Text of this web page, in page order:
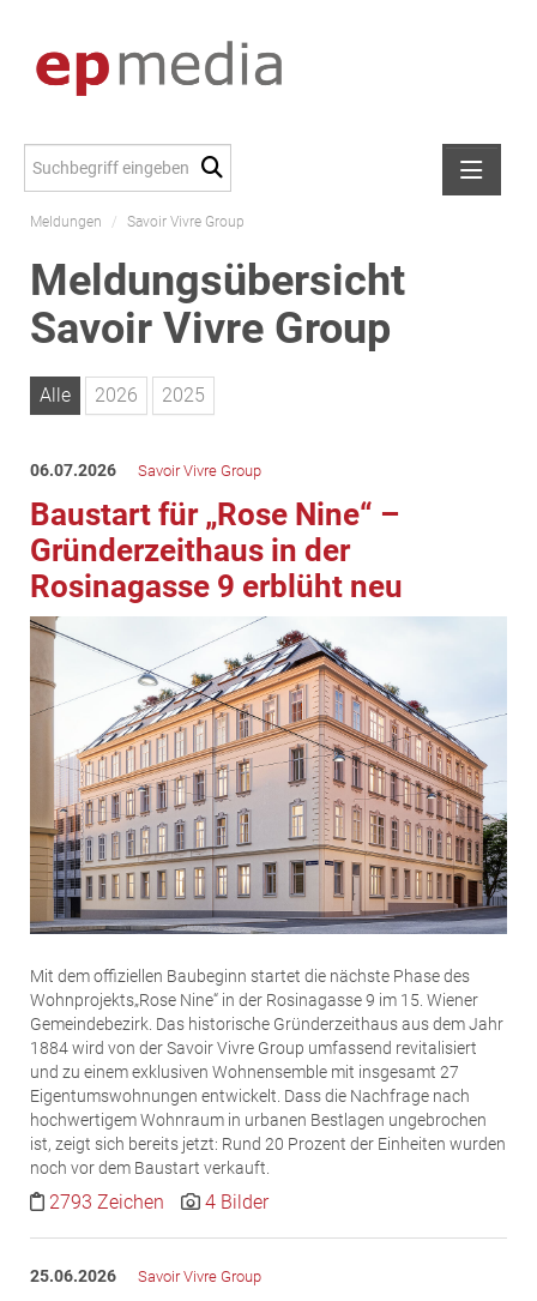
Meldungen
Alexander Peer
amb Development
AURE Immobilien
City Park Vienna
CTP Österreich
EDEX Immobilien
EPHIC Group
epmedia Werbeagentur
ESTINA Immobilien
Greystar
Grossmann + Kaswurm Immobilien
Gutwerk Immobilien Treuhand
HANDLER Gruppe
HARING Group
HARING Group + WINEGG Realitäten
HNP architects
IMMOBILIEN MAGAZIN VERLAG
IMMOcontract
KOBAN SÜDVERS
MST Muhr
ÖKO-Wohnbau
PAYUCA
Raiffeisen Property Holding International
Salon Real
Savoir Vivre Group
Meldungen / Savoir Vivre Group
Meldungsübersicht
Savoir Vivre Group
Alle 2026 2025
06.07.2026 Savoir Vivre Group
Baustart für „Rose Nine“ –
Gründerzeithaus in der
Rosinagasse 9 erblüht neu
Mit dem offiziellen Baubeginn startet die nächste Phase des
Wohnprojekts„Rose Nine“ in der Rosinagasse 9 im 15. Wiener
Gemeindebezirk. Das historische Gründerzeithaus aus dem Jahr
1884 wird von der Savoir Vivre Group umfassend revitalisiert
und zu einem exklusiven Wohnensemble mit insgesamt 27
Eigentumswohnungen entwickelt. Dass die Nachfrage nach
hochwertigem Wohnraum in urbanen Bestlagen ungebrochen
ist, zeigt sich bereits jetzt: Rund 20 Prozent der Einheiten wurden
noch vor dem Baustart verkauft.
2793 Zeichen 4 Bilder
25.06.2026 Savoir Vivre Group